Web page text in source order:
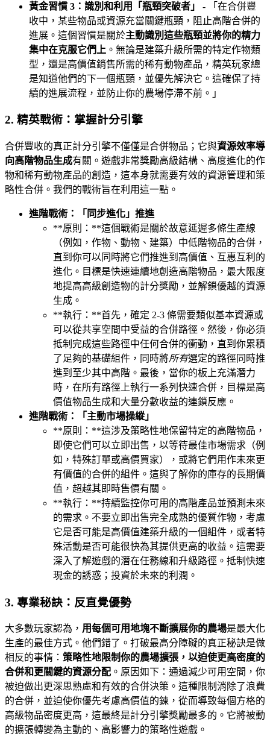
黃金習慣 3：識別和利用「瓶頸突破者」
- 「在合併豐
收中，某些物品或資源充當關鍵瓶頸，阻止高階合併的
進展。這個習慣是關於主動識別這些瓶頸並將你的精力
集中在克服它們上 。無論是建築升級所需的特定作物類
型，還是高價值銷售所需的稀有動物產品，精英玩家總
是知道他們的下一個瓶頸，並優先解決它。這確保了持
續的進展流程，並防止你的農場停滯不前。」
2. 精英戰術：掌握計分引擎
合併豐收的真正計分引擎不僅僅是合併物品；它與資源效率導
向高階物品生成有關。遊戲非常獎勵高級結構、高度進化的作
物和稀有動物產品的創造，這本身就需要有效的資源管理和策
略性合併。我們的戰術旨在利用這一點。
進階戰術：「同步進化」推進
**原則：**這個戰術是關於故意延遲多條生產線
（例如，作物、動物、建築）中低階物品的合併，
直到你可以同時將它們推進到高價值、互惠互利的
進化。目標是快速連續地創造高階物品，最大限度
地提高高級創造物的計分獎勵，並解鎖優越的資源
生成。
**執行：**首先，確定 2-3 條需要類似基本資源或
可以從共享空間中受益的合併路徑。然後，你必須
抵制完成這些路徑中任何合併的衝動，直到你累積
了足夠的基礎組件，同時將所有選定的路徑同時推
進到至少其中高階。最後，當你的板上充滿潛力
時，在所有路徑上執行一系列快速合併，目標是高
價值物品生成和大量分數收益的連鎖反應。
進階戰術：「主動市場操縱」
**原則：**這涉及策略性地保留特定的高階物品，
即使它們可以立即出售，以等待最佳市場需求（例
如，特殊訂單或高價買家），或將它們用作未來更
有價值的合併的組件。這與了解你的庫存的長期價
值，超越其即時售價有關。
**執行：**持續監控你可用的高階產品並預測未來
的需求。不要立即出售完全成熟的優質作物，考慮
它是否可能是高價值建築升級的一個組件，或者特
殊活動是否可能很快為其提供更高的收益。這需要
深入了解遊戲的潛在任務線和升級路徑。抵制快速
現金的誘惑；投資於未來的利潤。
3. 專業秘訣：反直覺優勢
大多數玩家認為， 用每個可用地塊不斷擴展你的農場是最大化
生產的最佳方式。他們錯了。打破最高分障礙的真正秘訣是做
相反的事情： 策略性地限制你的農場擴張，以迫使更高密度的
合併和更關鍵的資源分配 。原因如下：通過減少可用空間，你
被迫做出更深思熟慮和有效的合併決策。這種限制消除了浪費
的合併，並迫使你優先考慮高價值的鍊，從而導致每個方格的
高級物品密度更高，這最終是計分引擎獎勵最多的。它將被動
的擴張轉變為主動的、高影響力的策略性遊戲。